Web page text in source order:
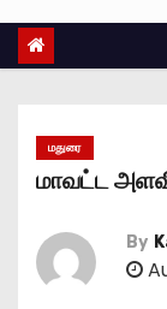
மதுரை
மாவட்ட
By